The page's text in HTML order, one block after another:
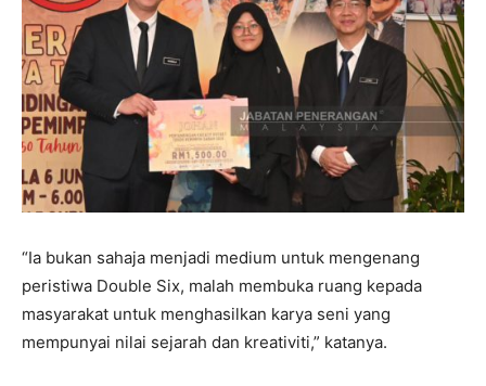
“Ia bukan sahaja menjadi medium untuk mengenang
peristiwa Double Six, malah membuka ruang kepada
masyarakat untuk menghasilkan karya seni yang
mempunyai nilai sejarah dan kreativiti,” katanya.